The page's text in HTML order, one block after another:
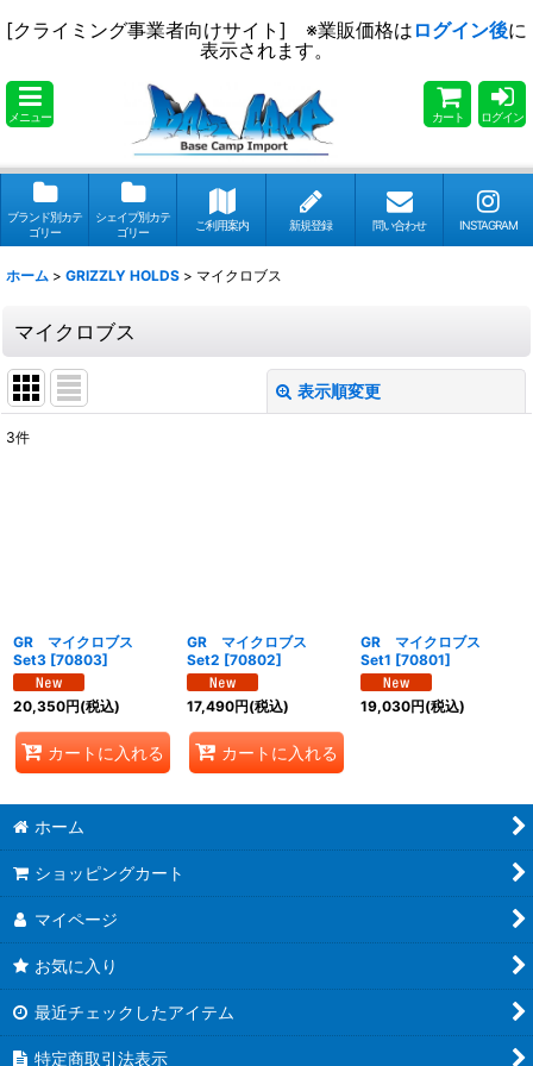
[クライミング事業者向けサイト] ※業販価格は ログイン後に
表示されます。
メニュー カート ログイン
ブランド別カテ
ゴリー
シェイプ別カテ
ゴリー
ご利用案内 新規登録 問い合わせ INSTAGRAM
ホーム > GRIZZLY HOLDS > マイクロブス
マイクロブス
表示順変更
3件
GR マイクロブス
Set3 [70803]
20,350円(税込)
カートに入れる
GR マイクロブス
Set2 [70802]
17,490円(税込)
カートに入れる
GR マイクロブス
Set1 [70801]
19,030円(税込)
ホーム
ショッピングカート
マイページ
お気に入り
最近チェックしたアイテム
特定商取引法表示